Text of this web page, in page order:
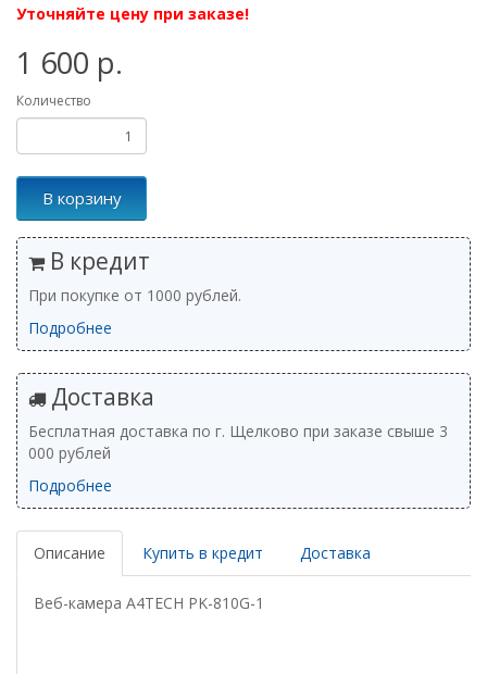
Уточняйте цену при заказе!
1 600 р.
Количество
В корзину
В кредит
При покупке от 1000 рублей.
Подробнее
Доставка
Бесплатная доставка по г. Щелково при заказе свыше 3
000 рублей
Подробнее
Описание Купить в кредит Доставка
Веб-камера A4TECH PK-810G-1